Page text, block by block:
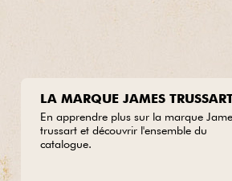
LA MARQUE JAMES
En apprendre plus sur la marque
trussart et découvrir l'ensemble du
catalogue.